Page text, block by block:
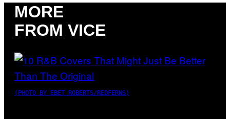
MORE
FROM VICE
(PHOTO BY EBET ROBERTS/REDFERNS)